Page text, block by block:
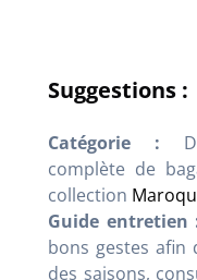
Suggestions :
Catégorie :
complète de
collection
Guide entretien
bons gestes afin
des saisons,